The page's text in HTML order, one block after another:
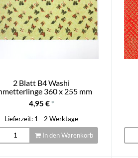
2 Blatt B4 Washi
360 x 255 mm
4,95 € *
Lieferzeit: 1 - 2 Werktage
In den Warenkorb